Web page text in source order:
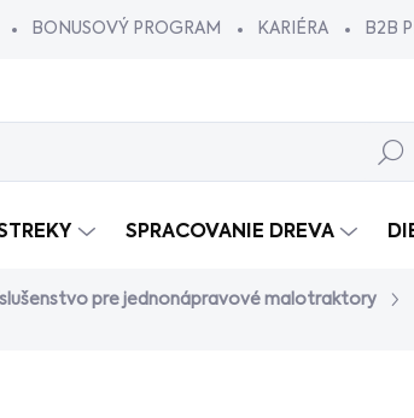
BONUSOVÝ PROGRAM KARIÉRA B2B
Hľadať
SPRACOVANIE DREVA
pre jednonápravové malotraktory